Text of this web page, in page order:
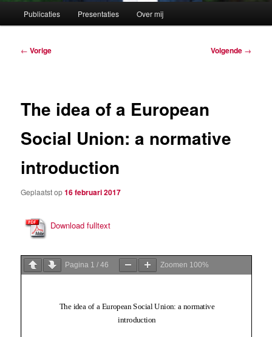
Publicaties Presentaties Over mij
Berichtnavigatie
← Vorige Volgende →
The idea of a European
Social Union: a normative
introduction
Geplaatst op16 februari 2017
Download fulltext
Pagina 1 /46 Zoomen 100%